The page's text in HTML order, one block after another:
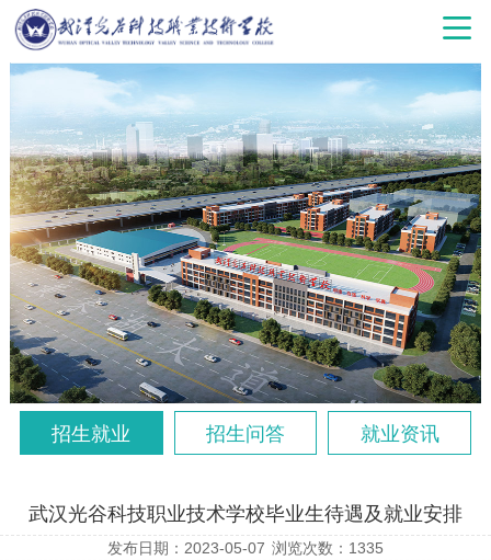
招生就业 招生问答 就业资讯
武汉光谷科技职业技术学校毕业生待遇及就业安排
发布日期：2023-05-07 浏览次数： 1335